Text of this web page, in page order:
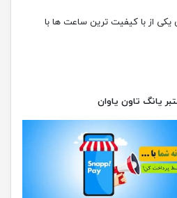
از با کیفیت ترین ساعت ها با
یانگ تاون یاوان